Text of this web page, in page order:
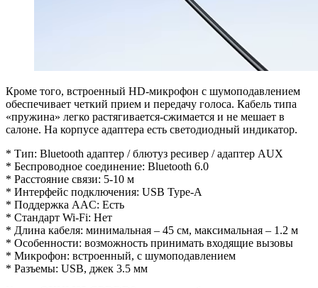
Кроме того, встроенный HD-микрофон с шумоподавлением
обеспечивает четкий прием и передачу голоса. Кабель типа
«пружина» легко растягивается-сжимается и не мешает в
салоне. На корпусе адаптера есть светодиодный индикатор.
* Тип: Bluetooth адаптер / блютуз ресивер / адаптер AUX
* Беспроводное соединение: Bluetooth 6.0
* Расстояние связи: 5-10 м
* Интерфейс подключения: USB Type-A
* Поддержка AAC: Есть
* Стандарт Wi-Fi: Нет
* Длина кабеля: минимальная – 45 см, максимальная – 1.2 м
* Особенности: возможность принимать входящие вызовы
* Микрофон: встроенный, с шумоподавлением
* Разъемы: USB, джек 3.5 мм